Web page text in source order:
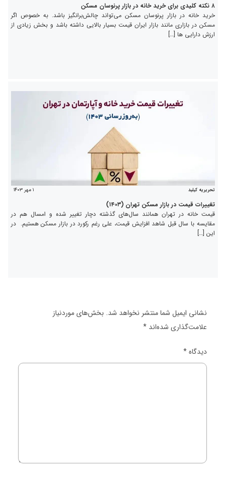
۸ نکته کلیدی برای خرید خانه در بازار پرنوسان مسکن
خرید خانه در بازار پرنوسان مسکن می‌تواند چالش‌برانگیز باشد. به خصوص اگر
مسکن در بازاری مانند بازار ایران قیمت بسیار بالایی داشته باشد و بخش زیادی از
ارزش دارایی ها […]
تحریریه کیلید ۱ مهر ۱۴۰۳
تغییرات قیمت در بازار مسکن تهران (۱۴۰۳)
قیمت خانه در تهران همانند سال‌های گذشته دچار تغییر شده و امسال هم در
مقایسه با سال قبل شاهد افزایش قیمت، علی رغم رکورد در بازار مسکن هستیم. در
این […]
نشانی ایمیل شما منتشر نخواهد شد. بخش‌های موردنیاز
علامت‌گذاری شده‌اند *
دیدگاه*